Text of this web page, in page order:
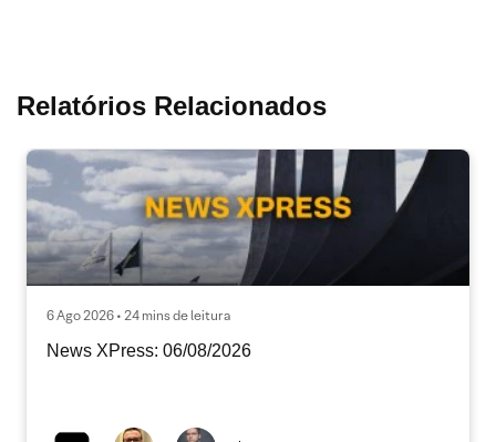
Relatórios Relacionados
6 Ago 2026 • 24 mins de leitura
News XPress: 06/08/2026